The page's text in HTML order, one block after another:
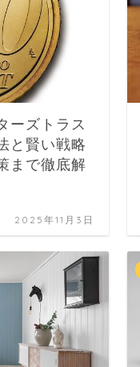
ーズトラス
と賢い戦略
まで徹底解
2025年11月3日